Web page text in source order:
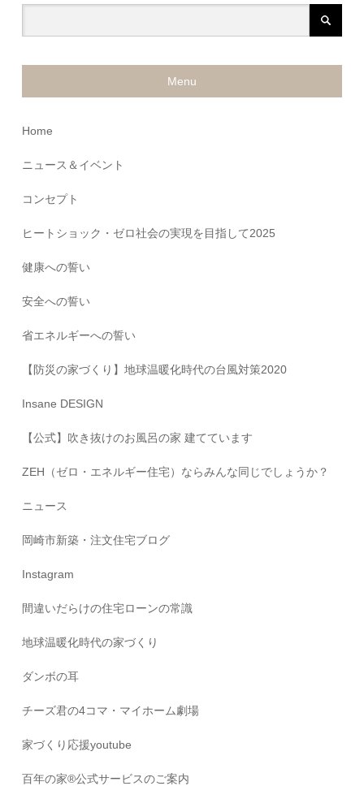
Menu
Home
ニュース＆イベント
コンセプト
ヒートショック・ゼロ社会の実現を目指して2025
健康への誓い
安全への誓い
省エネルギーへの誓い
【防災の家づくり】地球温暖化時代の台風対策2020
Insane DESIGN
【公式】吹き抜けのお風呂の家 建てています
ZEH（ゼロ・エネルギー住宅）ならみんな同じでしょうか？
ニュース
岡崎市新築・注文住宅ブログ
Instagram
間違いだらけの住宅ローンの常識
地球温暖化時代の家づくり
ダンボの耳
チーズ君の4コマ・マイホーム劇場
家づくり応援youtube
百年の家®️公式サービスのご案内